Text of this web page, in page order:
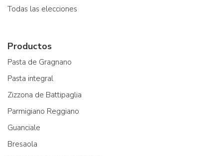
Todas las elecciones
Productos
Pasta de Gragnano
Pasta integral
Zizzona de Battipaglia
Parmigiano Reggiano
Guanciale
Bresaola